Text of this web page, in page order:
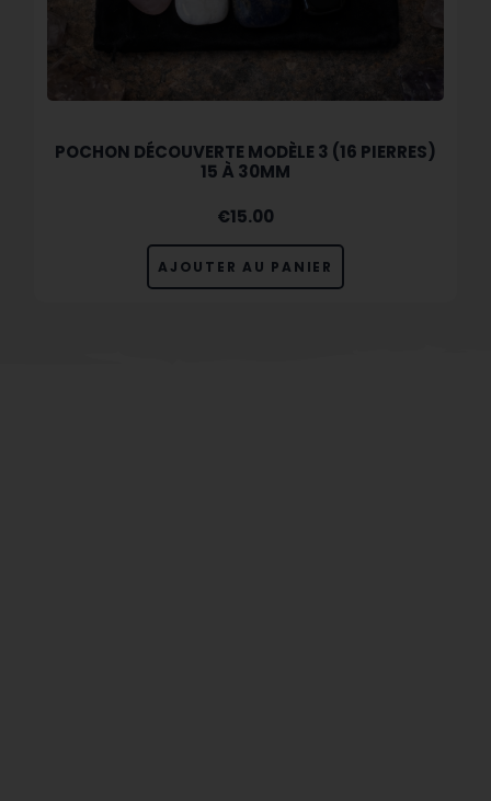
POCHON DÉCOUVERTE MODÈLE 3 (16 PIERRES)
15 À 30MM
€15.00
AJOUTER AU PANIER